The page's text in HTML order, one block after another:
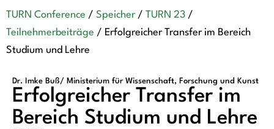
TURN Conference / Speicher / TURN 23 /
Teilnehmerbeiträge / Erfolgreicher Transfer im Bereich
Studium und Lehre
Dr. Imke Buß/ Ministerium für Wissenschaft, Forschung und Kunst
Erfolgreicher Transfer im
Bereich Studium und Lehre